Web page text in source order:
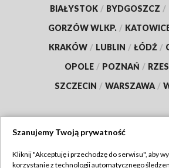
BIAŁYSTOK / BYDGOSZCZ /
GORZÓW WLKP. /
KRAKÓW / LUBLIN / ŁÓDŹ /
OPOLE / POZNAŃ /
SZCZECIN / WARSZAWA /
Szanujemy Twoją prywatność
Kliknij "Akceptuję i przechodzę do serwisu", aby
korzystanie z technologii automatycznego